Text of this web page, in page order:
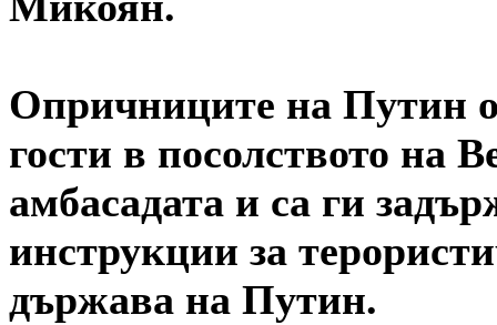
Опричниците на Путин
гости в посолството на
амбасадата и са ги
инструкции за
държава на Путин.